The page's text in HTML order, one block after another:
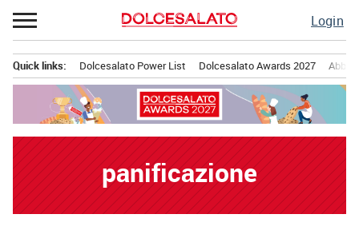
Passa
al
Login
principale
Quick links: Dolcesalato Power List Dolcesalato Awards 2027
panificazione